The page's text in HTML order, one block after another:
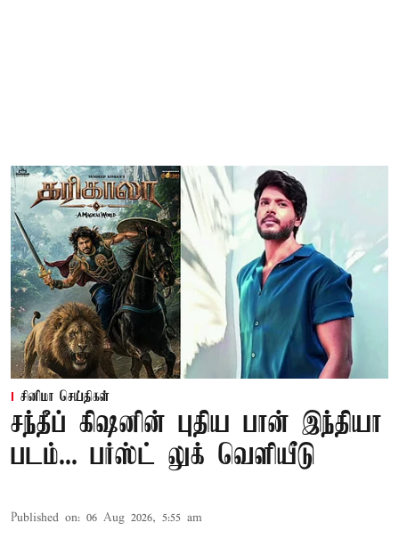
சினிமா செய்திகள்
சந்தீப் கிஷனின் புதிய பான் இந்தியா
படம்... பர்ஸ்ட் லுக் வெளியீடு
Published on: 06 Aug 2026, 5:55 am